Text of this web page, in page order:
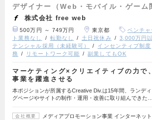
デザイナー（Web・モバイル・ゲーム
株式会社 free web
500万円 ～ 749万円 東京都 ベンチャ
ト業務なし
転勤なし 土日祝休み 3,000万円
テンシャル採用（未経験可）
インセンティブ制度
務
リモートワーク可能 副業してもOK
マーケティング×クリエイティブの力で、
事業を躍進させる
本ポジションが所属するCreative Div.は15年間、ランディ
グページやサイトの制作・運用・改善に取り組んできた…
会社概要
メディアプロモーション事業 インターネッ